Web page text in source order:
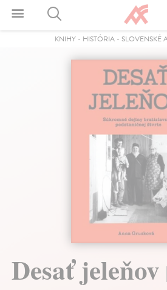
KNIHY - HISTÓRIA - SLOVENSKÉ
Desať jeleňov